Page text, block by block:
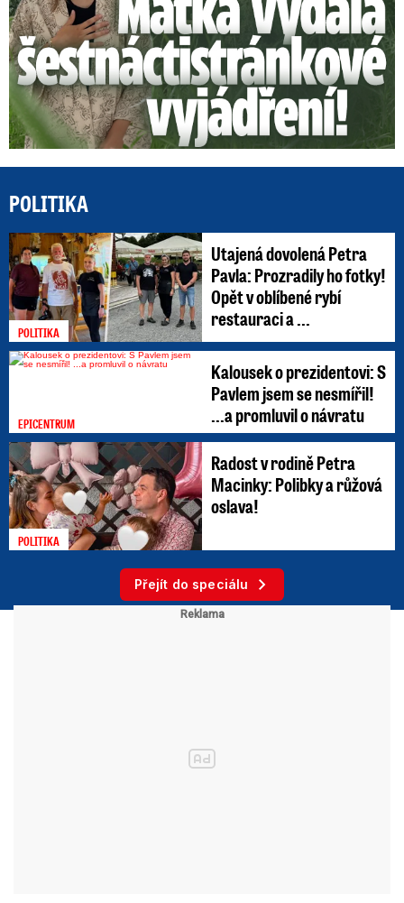
POLITIKA
POLITIKA
Utajená dovolená Petra
Pavla: Prozradily ho fotky!
Opět v oblíbené rybí
restauraci a ...
EPICENTRUM
Kalousek o prezidentovi: S
Pavlem jsem se nesmířil!
...a promluvil o návratu
POLITIKA
Radost v rodině Petra
Macinky: Polibky a růžová
oslava!
Přejít do speciálu